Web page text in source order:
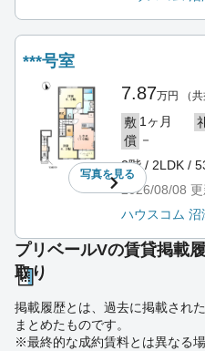
***号室
写真を見る
7.87万円 （
敷 1ヶ月
償 －
2階 / 2LDK /
2026/08/08
ハウスコム 沼
プリベールVの賃貸掲載
取り
掲載履歴とは、過去に掲載され
まとめたものです。
※最終的な成約賃料とは異なる